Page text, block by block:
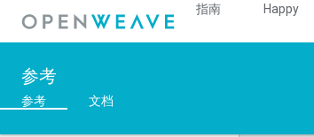
指南 Happy
参考
参考 文档